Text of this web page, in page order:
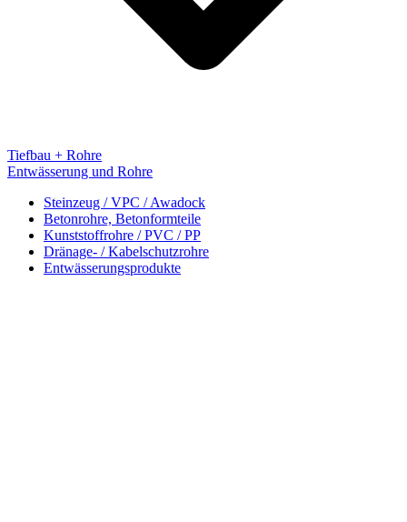
Tiefbau + Rohre
Entwässerung und Rohre
Steinzeug / VPC / Awadock
Betonrohre, Betonformteile
Kunststoffrohre / PVC / PP
Dränage- / Kabelschutzrohre
Entwässerungsprodukte